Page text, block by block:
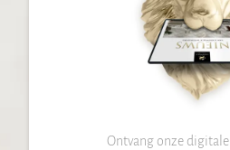
Ontvang onze